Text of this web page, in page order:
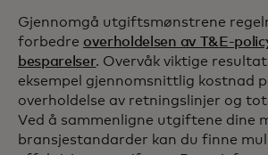
Gjennomgå utgiftsmønstrene
forbedre overholdelsen av T&E-
besparelser. Overvåk viktige
eksempel gjennomsnittlig kostnad
overholdelse av retningslinjer og
Ved å sammenligne utgiftene dine
bransjestandarder kan du finne